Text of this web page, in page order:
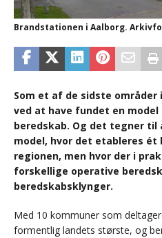
Brandstationen i Aalborg.
Som et af de sidste
ved at have fundet en
beredskab. Og det tegner til
model, hvor det etableres ét
regionen, men hvor der i
forskellige operative
beredskabsklynger.
Med 10 kommuner som
formentlig landets største, og